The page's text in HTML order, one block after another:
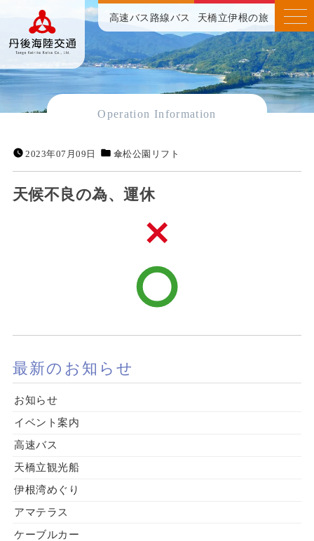
高速バス 路線バス 天橋立伊根の旅
Operation Information
2023年07月09日 傘松公園リフト
天候不良の為、運休
最新のお知らせ
お知らせ
イベント案内
高速バス
天橋立観光船
伊根湾めぐり
アマテラス
ケーブルカー